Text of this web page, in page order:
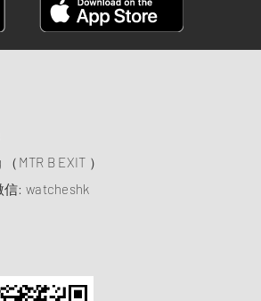
MTR B EXIT ）
信: watcheshk